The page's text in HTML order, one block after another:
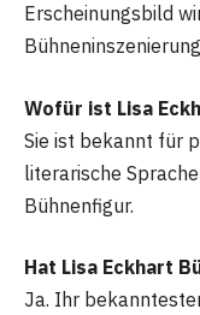
Erscheinungsbild
Wofür ist Lisa
Sie ist bekannt für
literarische
Bühnenfigur.
Hat Lisa Eckhart
Ja. Ihr